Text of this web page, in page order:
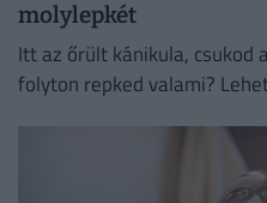
molylepkét
Itt az őrült kánikula, csukod
folyton repked valami?